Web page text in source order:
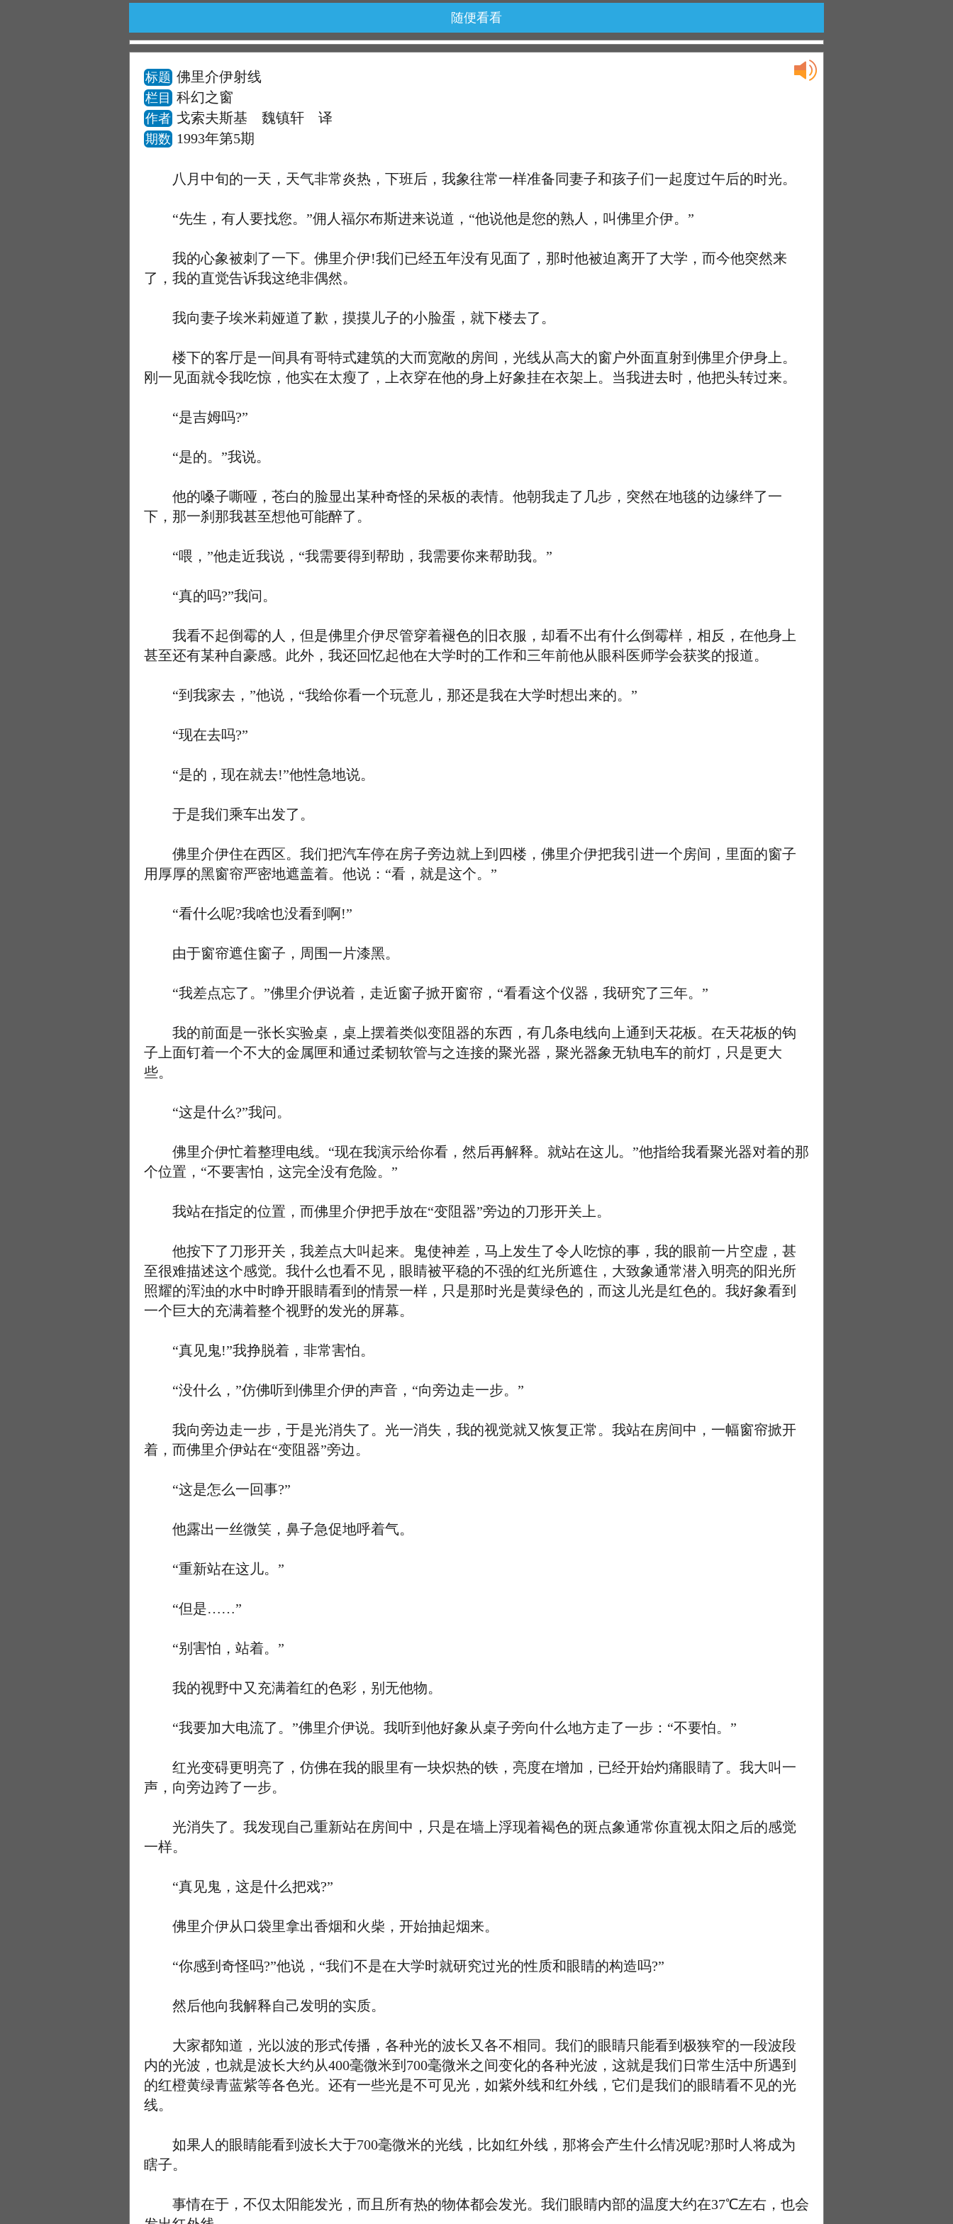
随便看看
标题 佛里介伊射线
栏目 科幻之窗
作者 戈索夫斯基 魏镇轩 译
期数 1993年第5期
八月中旬的一天，天气非常炎热，下班后，我象往常一样准备同妻子和孩子们一起度过午后的时光。
“先生，有人要找您。”佣人福尔布斯进来说道，“他说他是您的熟人，叫佛里介伊。”
我的心象被刺了一下。佛里介伊!我们已经五年没有见面了，那时他被迫离开了大学，而今他突然来
了，我的直觉告诉我这绝非偶然。
我向妻子埃米莉娅道了歉，摸摸儿子的小脸蛋，就下楼去了。
楼下的客厅是一间具有哥特式建筑的大而宽敞的房间，光线从高大的窗户外面直射到佛里介伊身上。
刚一见面就令我吃惊，他实在太瘦了，上衣穿在他的身上好象挂在衣架上。当我进去时，他把头转过来。
“是吉姆吗?”
“是的。”我说。
他的嗓子嘶哑，苍白的脸显出某种奇怪的呆板的表情。他朝我走了几步，突然在地毯的边缘绊了一
下，那一刹那我甚至想他可能醉了。
“喂，”他走近我说，“我需要得到帮助，我需要你来帮助我。”
“真的吗?”我问。
我看不起倒霉的人，但是佛里介伊尽管穿着褪色的旧衣服，却看不出有什么倒霉样，相反，在他身上
甚至还有某种自豪感。此外，我还回忆起他在大学时的工作和三年前他从眼科医师学会获奖的报道。
“到我家去，”他说，“我给你看一个玩意儿，那还是我在大学时想出来的。”
“现在去吗?”
“是的，现在就去!”他性急地说。
于是我们乘车出发了。
佛里介伊住在西区。我们把汽车停在房子旁边就上到四楼，佛里介伊把我引进一个房间，里面的窗子
用厚厚的黑窗帘严密地遮盖着。他说：“看，就是这个。”
“看什么呢?我啥也没看到啊!”
由于窗帘遮住窗子，周围一片漆黑。
“我差点忘了。”佛里介伊说着，走近窗子掀开窗帘，“看看这个仪器，我研究了三年。”
我的前面是一张长实验桌，桌上摆着类似变阻器的东西，有几条电线向上通到天花板。在天花板的钩
子上面钉着一个不大的金属匣和通过柔韧软管与之连接的聚光器，聚光器象无轨电车的前灯，只是更大
些。
“这是什么?”我问。
佛里介伊忙着整理电线。“现在我演示给你看，然后再解释。就站在这儿。”他指给我看聚光器对着的那
个位置，“不要害怕，这完全没有危险。”
我站在指定的位置，而佛里介伊把手放在“变阻器”旁边的刀形开关上。
他按下了刀形开关，我差点大叫起来。鬼使神差，马上发生了令人吃惊的事，我的眼前一片空虚，甚
至很难描述这个感觉。我什么也看不见，眼睛被平稳的不强的红光所遮住，大致象通常潜入明亮的阳光所
照耀的浑浊的水中时睁开眼睛看到的情景一样，只是那时光是黄绿色的，而这儿光是红色的。我好象看到
一个巨大的充满着整个视野的发光的屏幕。
“真见鬼!”我挣脱着，非常害怕。
“没什么，”仿佛听到佛里介伊的声音，“向旁边走一步。”
我向旁边走一步，于是光消失了。光一消失，我的视觉就又恢复正常。我站在房间中，一幅窗帘掀开
着，而佛里介伊站在“变阻器”旁边。
“这是怎么一回事?”
他露出一丝微笑，鼻子急促地呼着气。
“重新站在这儿。”
“但是……”
“别害怕，站着。”
我的视野中又充满着红的色彩，别无他物。
“我要加大电流了。”佛里介伊说。我听到他好象从桌子旁向什么地方走了一步：“不要怕。”
红光变碍更明亮了，仿佛在我的眼里有一块炽热的铁，亮度在增加，已经开始灼痛眼睛了。我大叫一
声，向旁边跨了一步。
光消失了。我发现自己重新站在房间中，只是在墙上浮现着褐色的斑点象通常你直视太阳之后的感觉
一样。
“真见鬼，这是什么把戏?”
佛里介伊从口袋里拿出香烟和火柴，开始抽起烟来。
“你感到奇怪吗?”他说，“我们不是在大学时就研究过光的性质和眼睛的构造吗?”
然后他向我解释自己发明的实质。
大家都知道，光以波的形式传播，各种光的波长又各不相同。我们的眼睛只能看到极狭窄的一段波段
内的光波，也就是波长大约从400毫微米到700毫微米之间变化的各种光波，这就是我们日常生活中所遇到
的红橙黄绿青蓝紫等各色光。还有一些光是不可见光，如紫外线和红外线，它们是我们的眼睛看不见的光
线。
如果人的眼睛能看到波长大于700毫微米的光线，比如红外线，那将会产生什么情况呢?那时人将成为
瞎子。
事情在于，不仅太阳能发光，而且所有热的物体都会发光。我们眼睛内部的温度大约在37℃左右，也会